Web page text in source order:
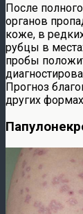
После
органов
коже, в
рубцы в
пробы
Прогноз
других